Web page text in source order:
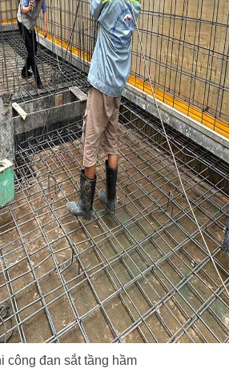
công đan sắt tầng hầm